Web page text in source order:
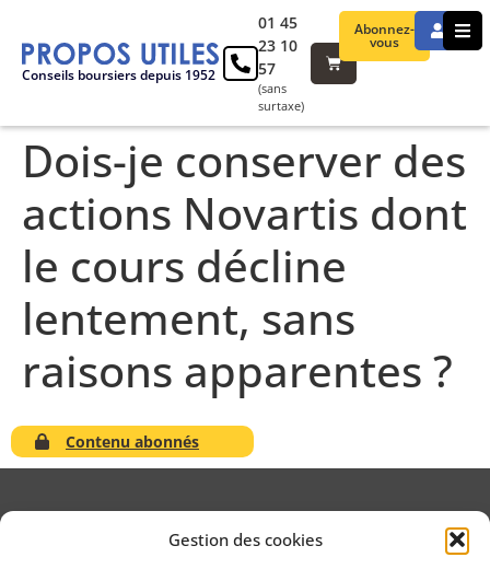
Gestion des cookies
Conseils boursiers depuis 1952
Abonnez-
vous
01 45
23 10
57
(sans
surtaxe)
Dois-je conserver des
actions Novartis dont
le cours décline
lentement, sans
raisons apparentes ?
Contenu abonnés
Conseils boursiers depuis 1952